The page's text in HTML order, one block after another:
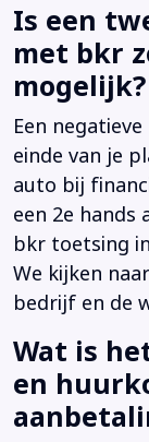
Is een
met bkr
mogelijk?
Een
einde van je
auto bij
een 2e hands
bkr toetsing
We kijken
bedrijf en de
Wat is
en